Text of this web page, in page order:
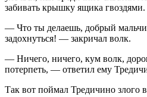
забивать крышку ящика гвоздями.
— Что ты делаешь, добрый
задохнуться! — закричал волк.
— Ничего, ничего, кум волк,
потерпеть, — ответил ему
Так вот поймал Тредичино злого